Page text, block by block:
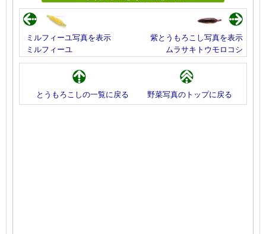
ミルフィーユ写真を表示
ミルフィーユ
紫とうもろこし写真を表示
ムラサキトウモロコシ
とうもろこしの一覧に戻る 野菜写真のトップに戻る